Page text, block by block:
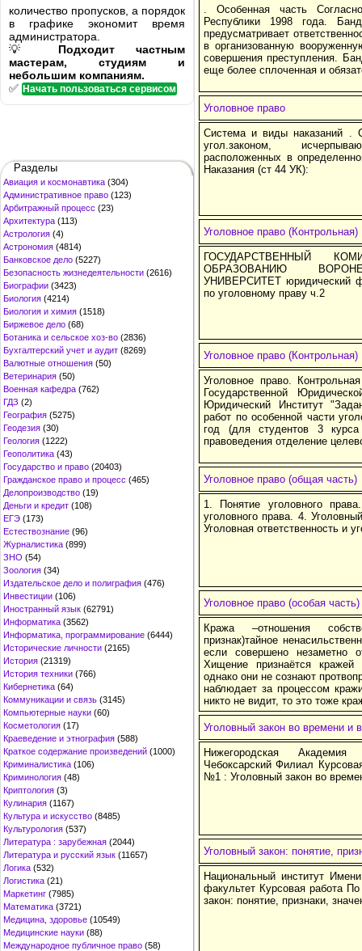
количество пропусков, а порядок
в графике экономит время
администратора.
💡 Подходит частным
мастерам, студиям и
небольшим компаниям.
✅ Начать пользоваться сервисом
Разделы
Авиация и космонавтика (304)
Административное право (123)
Арбитражный процесс (23)
Архитектура (113)
Астрология (4)
Астрономия (4814)
Банковское дело (5227)
Безопасность жизнедеятельности (2616)
Биографии (3423)
Биология (4214)
Биология и химия (1518)
Биржевое дело (68)
Ботаника и сельское хоз-во (2836)
Бухгалтерский учет и аудит (8269)
Валютные отношения (50)
Ветеринария (50)
Военная кафедра (762)
ГДЗ (2)
География (5275)
Геодезия (30)
Геология (1222)
Геополитика (43)
Государство и право (20403)
Гражданское право и процесс (465)
Делопроизводство (19)
Деньги и кредит (108)
ЕГЭ (173)
Естествознание (96)
Журналистика (899)
ЗНО (54)
Зоология (34)
Издательское дело и полиграфия (476)
Инвестиции (106)
Иностранный язык (62791)
Информатика (3562)
Информатика, программирование (6444)
Исторические личности (2165)
История (21319)
История техники (766)
Кибернетика (64)
Коммуникации и связь (3145)
Компьютерные науки (60)
Косметология (17)
Краеведение и этнография (588)
Краткое содержание произведений (1000)
Криминалистика (106)
Криминология (48)
Криптология (3)
Кулинария (1167)
Культура и искусство (8485)
Культурология (537)
Литература : зарубежная (2044)
Литература и русский язык (11657)
Логика (532)
Логистика (21)
Маркетинг (7985)
Математика (3721)
Медицина, здоровье (10549)
Медицинские науки (88)
Международное публичное право (58)
. Особенная часть
Республики 1998 года.
предусматривает
в организованную
совершения преступления.
еще более сплоченная и
Уголовное право
Система и виды наказаний .
угол.законом,
расположенных в
Наказания (ст 44 УК):
Уголовное право (Контрольная)
ГОСУДАРСТВЕННЫЙ
ОБРАЗОВАНИЮ
УНИВЕРСИТЕТ юридический
по уголовному праву ч.2
Уголовное право (Контрольная)
Уголовное право.
Государственной
Юридический Институт
работ по особенной части
год (для студентов 3 курса
правоведения отделение
Уголовное право (общая часть)
1. Понятие уголовного
уголовного права. 4.
Уголовная ответственность и
Уголовное право (особая часть)
Кража –отношения
признак)тайное
если совершено незаметно
Хищение признаётся
однако они не сознают
наблюдает за процессом
никто не видит, то это тоже
Уголовный закон во времени и
Нижегородская
Чебоксарский Филиал
№1 : Уголовный закон во
Уголовный закон: понятие,
Национальный институт
факультет Курсовая работа
закон: понятие, признаки,